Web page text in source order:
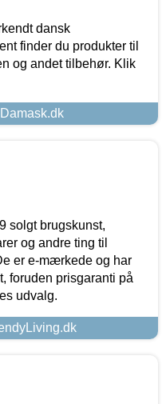
dansk
finder du produkter til
og andet tilbehør. Klik
solgt brugskunst,
og andre ting til
er e-mærkede og har
foruden prisgaranti på
udvalg.